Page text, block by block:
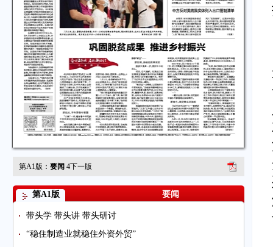
第A1版： 要闻 4下一版
第A1版 要闻
带头学 带头讲 带头研讨
“稳住制造业就稳住外资外贸”